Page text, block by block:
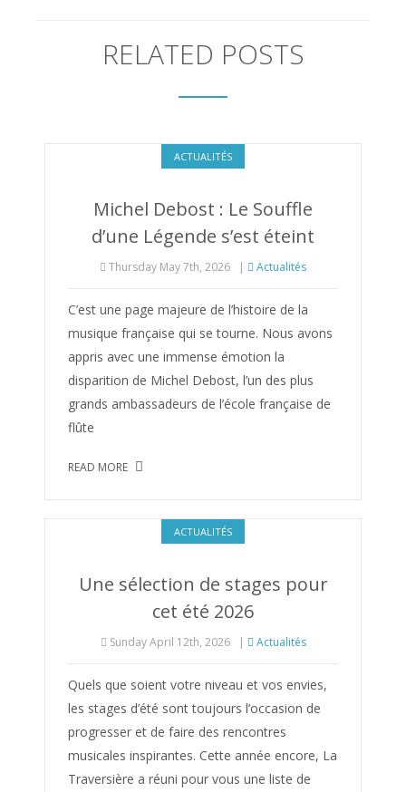
RELATED POSTS
ACTUALITÉS
Michel Debost : Le Souffle
d’une Légende s’est éteint
Thursday May 7th, 2026 | Actualités
C’est une page majeure de l’histoire de la
musique française qui se tourne. Nous avons
appris avec une immense émotion la
disparition de Michel Debost, l’un des plus
grands ambassadeurs de l’école française de
flûte
READ MORE
ACTUALITÉS
Une sélection de stages pour
cet été 2026
Sunday April 12th, 2026 | Actualités
Quels que soient votre niveau et vos envies,
les stages d’été sont toujours l’occasion de
progresser et de faire des rencontres
musicales inspirantes. Cette année encore, La
Traversière a réuni pour vous une liste de